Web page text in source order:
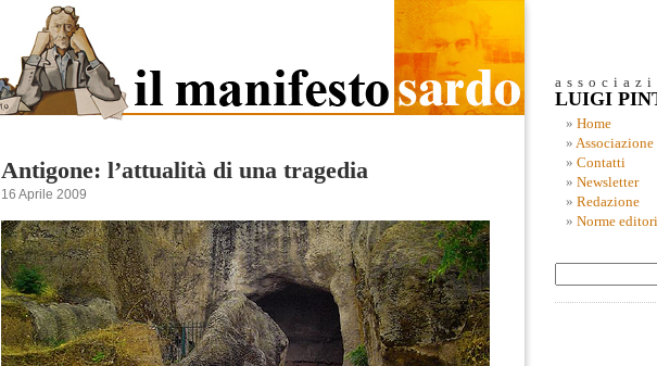
Antigone: l’attualità di una tragedia
16 Aprile 2009
LUIGI
Home
Associazione
Contatti
Newsletter
Redazione
Norme